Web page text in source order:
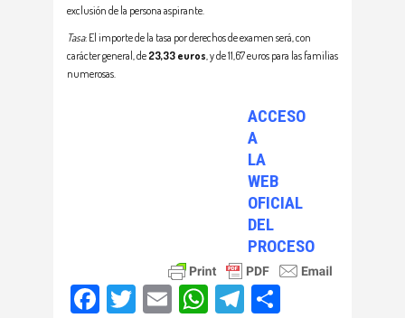
exclusión de la persona aspirante.
Tasa: El importe de la tasa por derechos de examen será, con
carácter general, de 23,33 euros, y de 11,67 euros para las familias
numerosas.
ACCESO
A
LA
WEB
OFICIAL
DEL
PROCESO
Facebook
TwitterEmailWhatsApp
Telegram